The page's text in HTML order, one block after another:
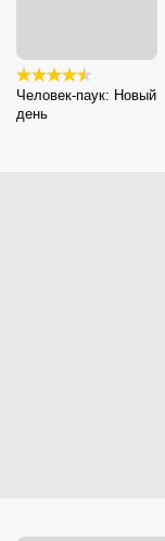
Человек-паук: Новый
день